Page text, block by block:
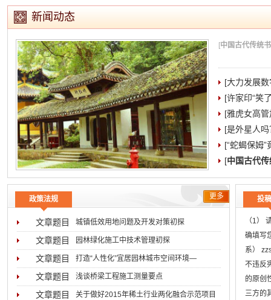
新闻动态
[中国古代传统书院
[大力发展
[许家印“笑
[雅虎女高
[是外星人
[“蛇蝎保姆
[中国古代
政策法规 更多
城镇低效用地问题及开发对策初探
文章题目
园林绿化施工中技术管理初探
文章题目
打造“人性化”宜居园林城市空间环境―
文章题目
浅谈桥梁工程施工测量要点
文章题目
关于做好2015年稀土行业两化融合示范项目
文章题目
投
（1）
确填写
系）
不违反
的原创
三方的